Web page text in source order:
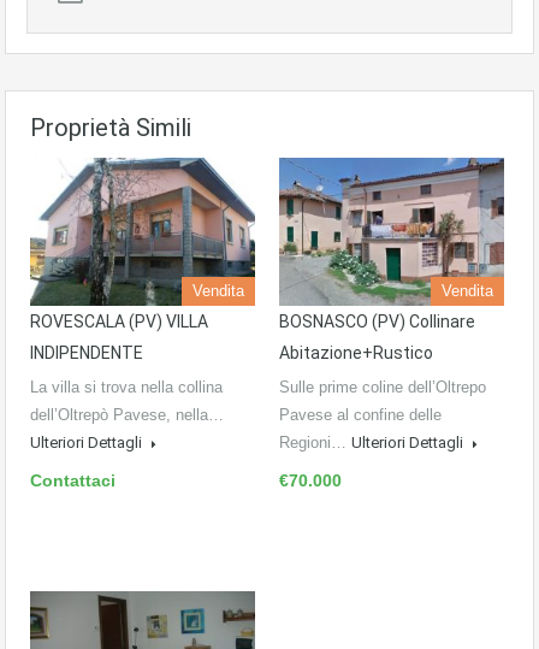
Proprietà Simili
Vendita
ROVESCALA (PV) VILLA
INDIPENDENTE
La villa si trova nella collina
dell’Oltrepò Pavese, nella…
Ulteriori Dettagli
Contattaci
Vendita
BOSNASCO (PV) Collinare
Abitazione+rustico
Sulle prime coline dell’Oltrepo
Pavese al confine delle
Regioni… Ulteriori Dettagli
€70.000